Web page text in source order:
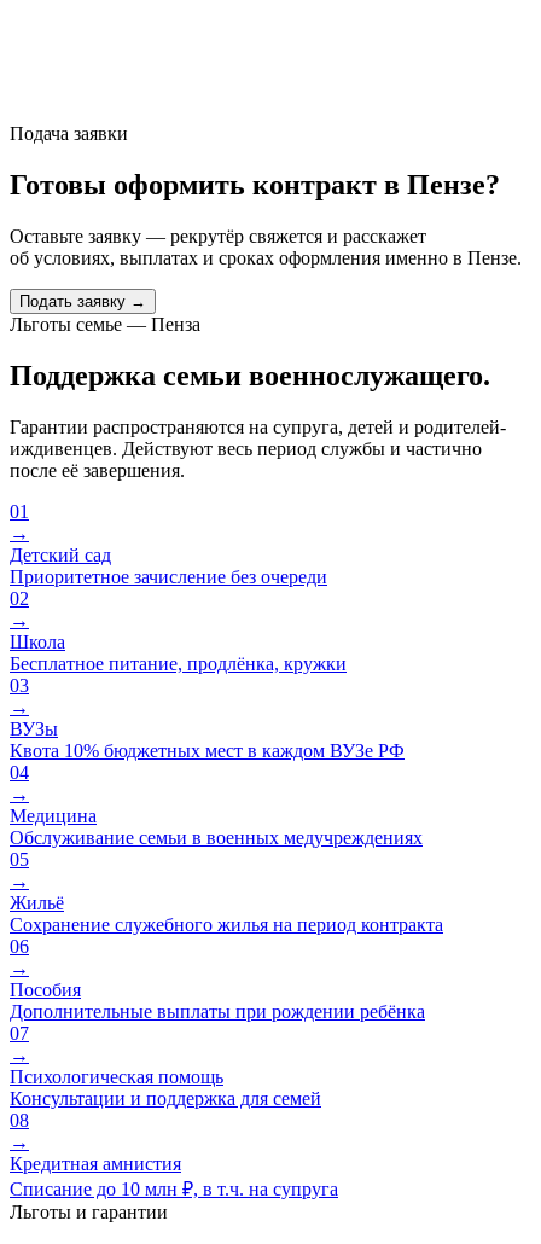
Подача заявки
Готовы оформить контракт в Пензе?
Оставьте заявку — рекрутёр свяжется и расскажет
об условиях, выплатах и сроках оформления именно в Пензе.
Подать заявку →
Льготы семье — Пенза
Поддержка семьи военнослужащего.
Гарантии распространяются на супруга, детей и родителей-
иждивенцев. Действуют весь период службы и частично
после её завершения.
01
→
Детский сад
Приоритетное зачисление без очереди
02
→
Школа
Бесплатное питание, продлёнка, кружки
03
→
ВУЗы
Квота 10% бюджетных мест в каждом ВУЗе РФ
04
→
Медицина
Обслуживание семьи в военных медучреждениях
05
→
Жильё
Сохранение служебного жилья на период контракта
06
→
Пособия
Дополнительные выплаты при рождении ребёнка
07
→
Психологическая помощь
Консультации и поддержка для семей
08
→
Кредитная амнистия
Списание до 10 млн ₽, в т.ч. на супруга
Льготы и гарантии